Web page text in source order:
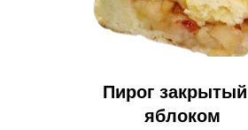
Пирог
яблоком